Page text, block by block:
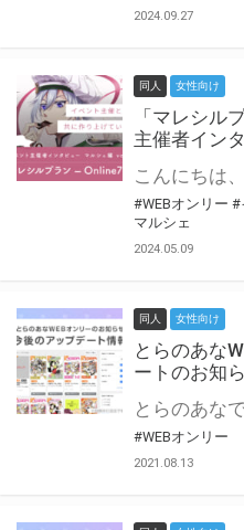
2024.09.27
同人 女性向け
「マレシル
主催者イン
#WEBオンリー #
マルシェ
2024.05.09
同人 女性向け
とらのあな
ートのお知
#WEBオンリー
2021.08.13